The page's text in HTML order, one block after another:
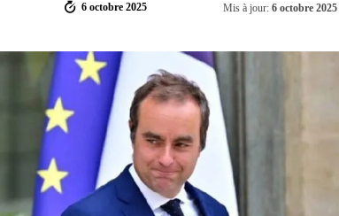
6 octobre 2025 Mis à jour: 6 octobre 2025